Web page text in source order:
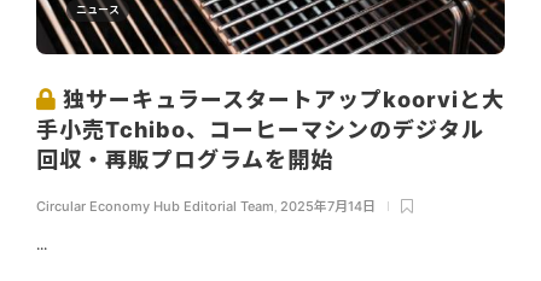
ニュース
独サーキュラースタートアップkoorviと大
手小売Tchibo、コーヒーマシンのデジタル
回収・再販プログラムを開始
Circular Economy Hub Editorial Team 2025年7月14日
...